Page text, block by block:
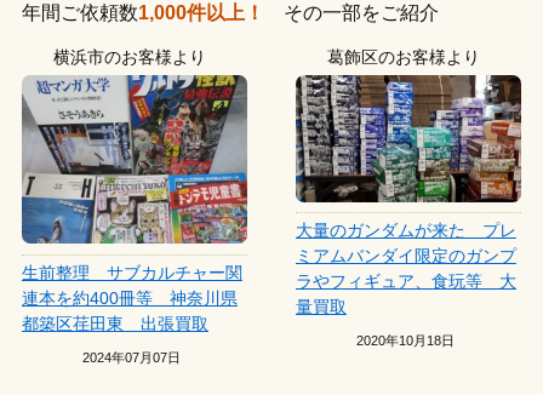
年間ご依頼数1,000件以上！ その一部をご紹介
横浜市のお客様より
生前整理 サブカルチャー関
連本を約400冊等 神奈川県
都築区荏田東 出張買取
2024年07月07日
葛飾区のお客様より
大量のガンダムが来た プレ
ミアムバンダイ限定のガンプ
ラやフィギュア、食玩等 大
量買取
2020年10月18日